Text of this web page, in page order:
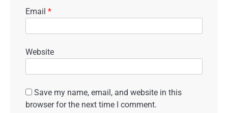
Email *
Website
Save my name, email, and website in this
browser for the next time I comment.